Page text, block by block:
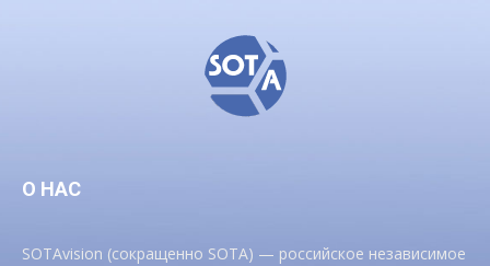
О НАС
SOTAvision (сокращенно SOTA) — российское независимое